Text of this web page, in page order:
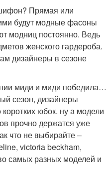
Прямая или
будут модные фасоны
модниц постоянно. Ведь
женского гардероба.
дизайнеры в сезоне
миди и миди победила…
сезон, дизайнеры
юбок. ну а модели
прочно держатся уже
что не выбирайте –
victoria beckham,
самых разных моделей и